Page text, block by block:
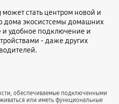
может стать центром новой и
дома экосистсемы домашних
и удобное подключение и
- даже других
обеспечиваемые подключенными
или иметь функциональные